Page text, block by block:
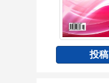
投稿